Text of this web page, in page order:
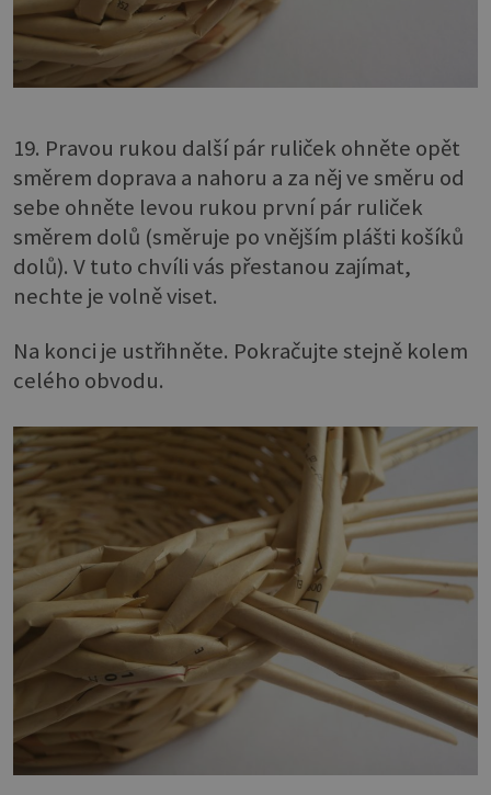
19. Pravou rukou další pár ruliček ohněte opět
směrem doprava a nahoru a za něj ve směru od
sebe ohněte levou rukou první pár ruliček
směrem dolů (směruje po vnějším plášti košíků
dolů). V tuto chvíli vás přestanou zajímat,
nechte je volně viset.
Na konci je ustřihněte. Pokračujte stejně kolem
celého obvodu.